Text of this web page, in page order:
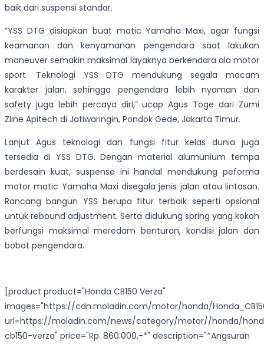
baik dari suspensi standar.
“YSS DTG disiapkan buat matic Yamaha Maxi, agar fungsi
keamanan dan kenyamanan pengendara saat lakukan
maneuver semakin maksimal layaknya berkendara ala motor
sport. Teknologi YSS DTG mendukung segala macam
karakter jalan, sehingga pengendara lebih nyaman dan
safety juga lebih percaya diri,” ucap Agus Toge dari Zumi
Zline Apitech di Jatiwaringin, Pondok Gede, Jakarta Timur.
Lanjut Agus teknologi dan fungsi fitur kelas dunia juga
tersedia di YSS DTG. Dengan material alumunium tempa
berdesain kuat, suspense ini handal mendukung peforma
motor matic Yamaha Maxi disegala jenis jalan atau lintasan.
Rancang bangun YSS berupa fitur terbaik seperti opsional
untuk rebound adjustment. Serta didukung spring yang kokoh
berfungsi maksimal meredam benturan, kondisi jalan dan
bobot pengendara.
[product product="Honda CB150 Verza"
images="https://cdn.moladin.com/motor/honda/
url=https://moladin.com/news/category/motor//honda/
cb150-verza" price="Rp. 860.000,-*" description="*Angsuran